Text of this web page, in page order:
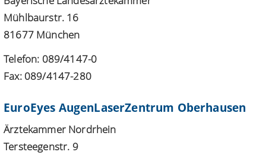
Mühlbaurstr. 16
81677 München
Telefon: 089/4147-0
Fax: 089/4147-280
EuroEyes AugenLaserZentrum Oberhausen
Ärztekammer Nordrhein
Tersteegenstr. 9